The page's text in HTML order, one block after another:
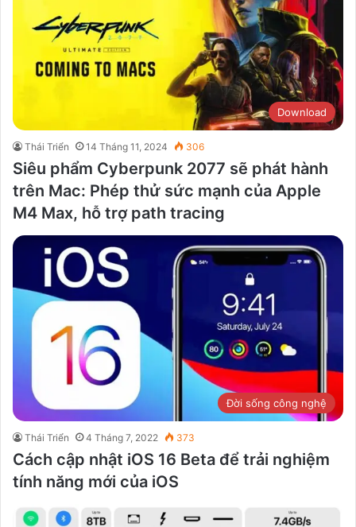
Download
Thái Triển 14 Tháng 11, 2024 306
Siêu phẩm Cyberpunk 2077 sẽ phát hành
trên Mac: Phép thử sức mạnh của Apple
M4 Max, hỗ trợ path tracing
Đời sống công nghệ
Thái Triển 4 Tháng 7, 2022 373
Cách cập nhật iOS 16 Beta để trải nghiệm
tính năng mới của iOS